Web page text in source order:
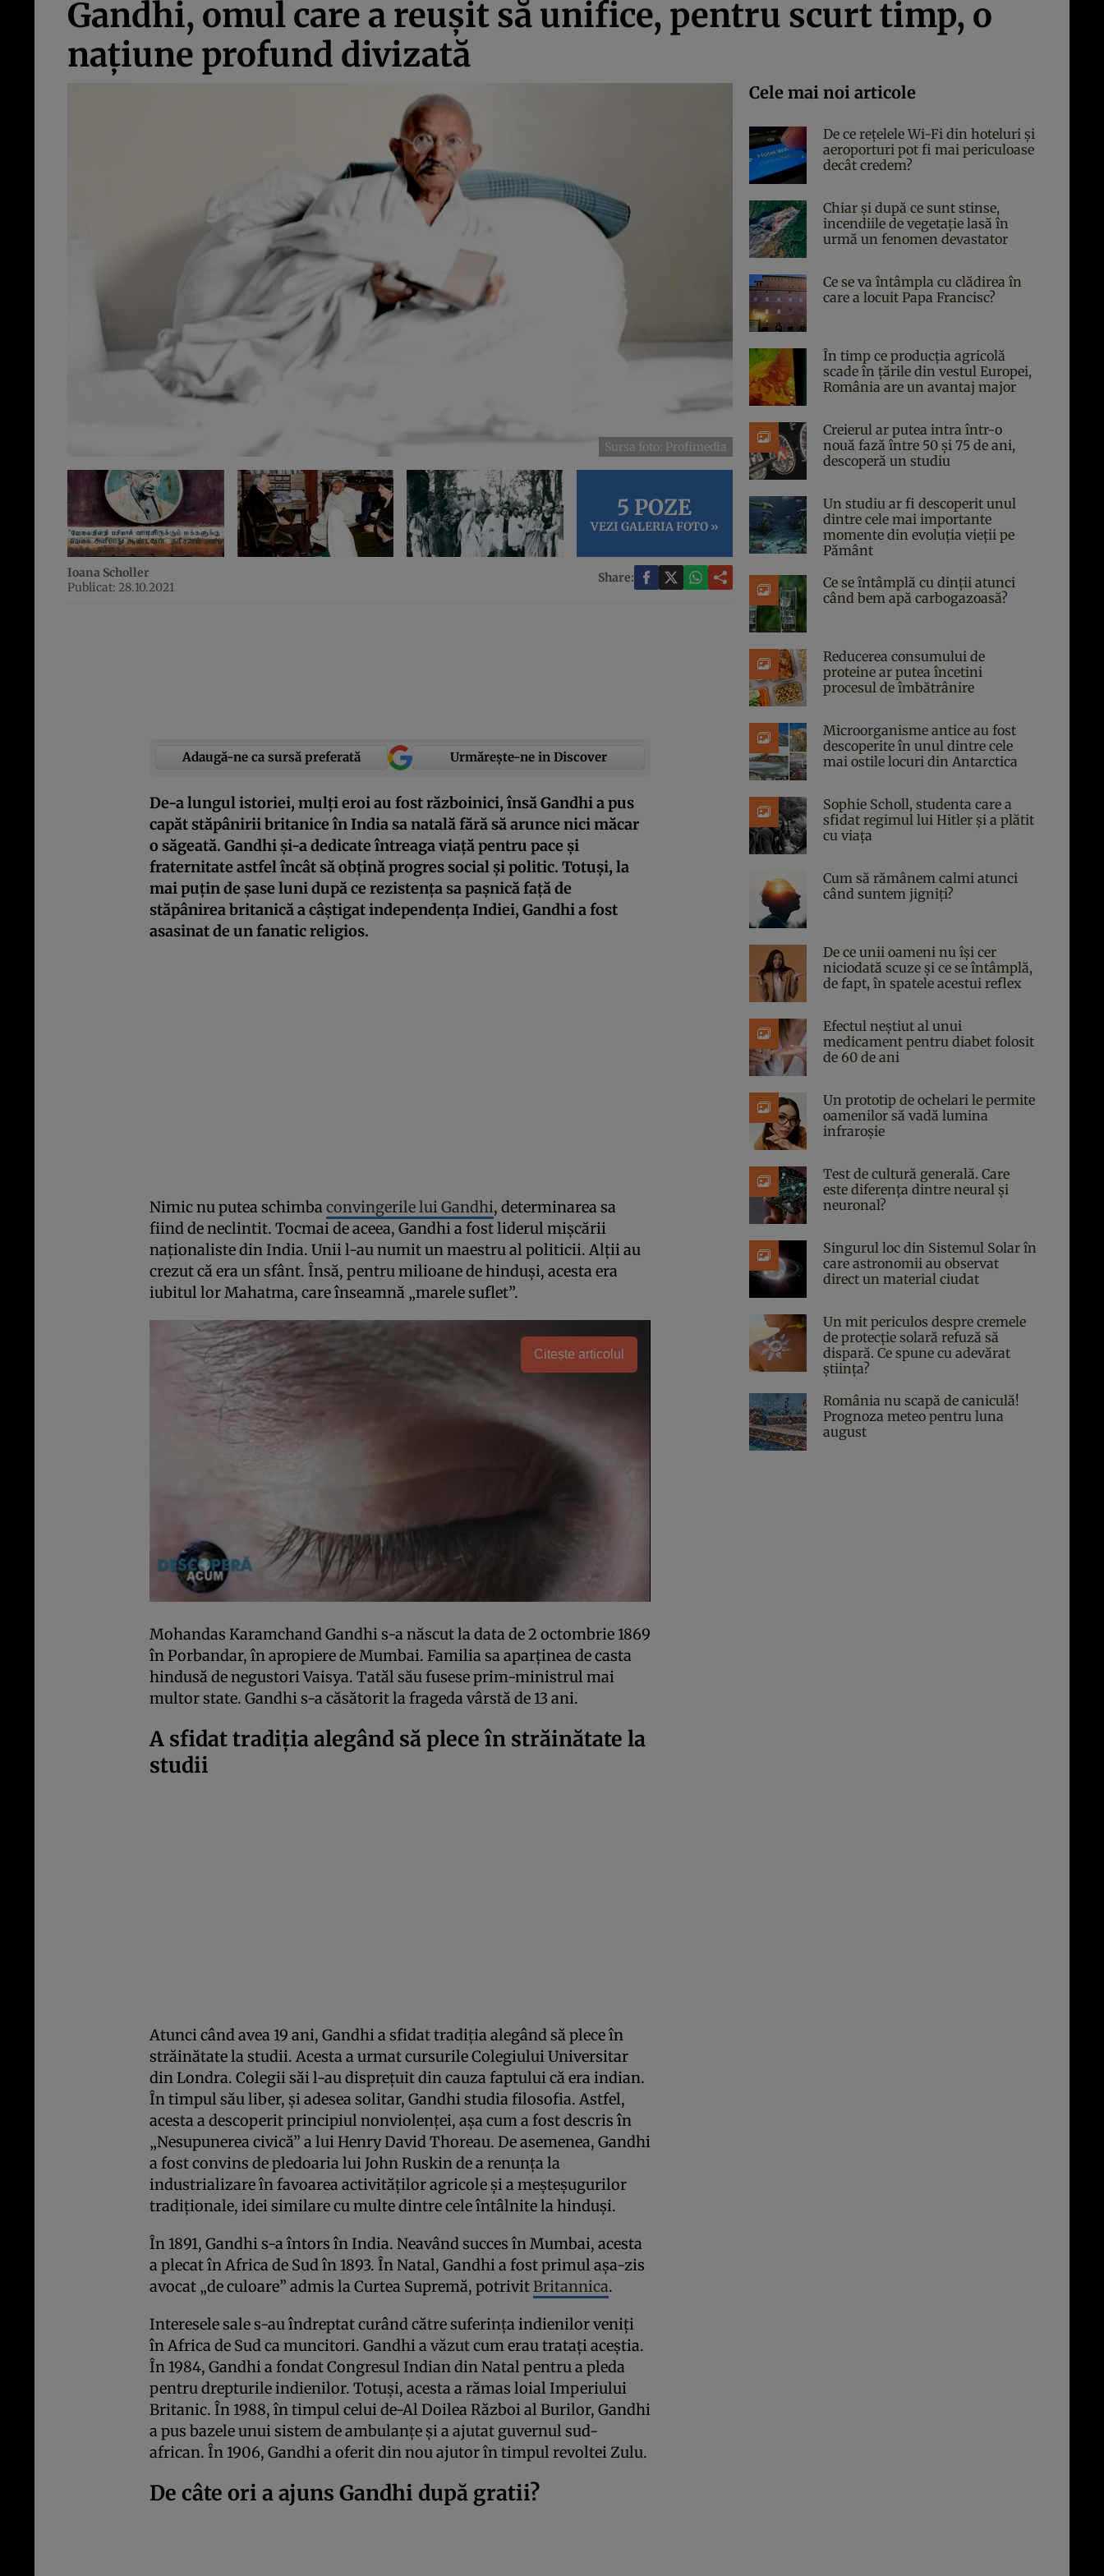
Gandhi, omul care a reușit să unifice, pentru scurt timp, o
națiune profund divizată
Sursa foto: Profimedia
5 POZE
VEZI GALERIA FOTO »
Ioana Scholler
Publicat: 28.10.2021
Share:
Adaugă-ne ca sursă preferată Urmărește-ne in Discover
De-a lungul istoriei, mulți eroi au fost războinici, însă Gandhi a pus
capăt stăpânirii britanice în India sa natală fără să arunce nici măcar
o săgeată. Gandhi și-a dedicate întreaga viață pentru pace și
fraternitate astfel încât să obțină progres social și politic. Totuși, la
mai puțin de șase luni după ce rezistența sa pașnică față de
stăpânirea britanică a câștigat independența Indiei, Gandhi a fost
asasinat de un fanatic religios.
Nimic nu putea schimbaconvingerile lui Gandhi, determinarea sa
fiind de neclintit. Tocmai de aceea, Gandhi a fost liderul mișcării
naționaliste din India. Unii l-au numit un maestru al politicii. Alții au
crezut că era un sfânt. Însă, pentru milioane de hinduși, acesta era
iubitul lor Mahatma, care înseamnă „marele suflet”.
Citește articolul
Mohandas Karamchand Gandhi s-a născut la data de 2 octombrie 1869
în Porbandar, în apropiere de Mumbai. Familia sa aparținea de casta
hindusă de negustori Vaisya. Tatăl său fusese prim-ministrul mai
multor state. Gandhi s-a căsătorit la frageda vârstă de 13 ani.
A sfidat tradiția alegând să plece în străinătate la
studii
Atunci când avea 19 ani, Gandhi a sfidat tradiția alegând să plece în
străinătate la studii. Acesta a urmat cursurile Colegiului Universitar
din Londra. Colegii săi l-au disprețuit din cauza faptului că era indian.
În timpul său liber, și adesea solitar, Gandhi studia filosofia. Astfel,
acesta a descoperit principiul nonviolenței, așa cum a fost descris în
„Nesupunerea civică” a lui Henry David Thoreau. De asemenea, Gandhi
a fost convins de pledoaria lui John Ruskin de a renunța la
industrializare în favoarea activităților agricole și a meșteșugurilor
tradiționale, idei similare cu multe dintre cele întâlnite la hinduși.
În 1891, Gandhi s-a întors în India. Neavând succes în Mumbai, acesta
a plecat în Africa de Sud în 1893. În Natal, Gandhi a fost primul așa-zis
avocat „de culoare” admis la Curtea Supremă, potrivitBritannica.
Interesele sale s-au îndreptat curând către suferința indienilor veniți
în Africa de Sud ca muncitori. Gandhi a văzut cum erau tratați aceștia.
În 1984, Gandhi a fondat Congresul Indian din Natal pentru a pleda
pentru drepturile indienilor. Totuși, acesta a rămas loial Imperiului
Britanic. În 1988, în timpul celui de-Al Doilea Război al Burilor, Gandhi
a pus bazele unui sistem de ambulanțe și a ajutat guvernul sud-
african. În 1906, Gandhi a oferit din nou ajutor în timpul revoltei Zulu.
De câte ori a ajuns Gandhi după gratii?
Cele mai noi articole
De ce rețelele Wi-Fi din hoteluri și
aeroporturi pot fi mai periculoase
decât credem?
Chiar și după ce sunt stinse,
incendiile de vegetație lasă în
urmă un fenomen devastator
Ce se va întâmpla cu clădirea în
care a locuit Papa Francisc?
În timp ce producția agricolă
scade în țările din vestul Europei,
România are un avantaj major
Creierul ar putea intra într-o
nouă fază între 50 și 75 de ani,
descoperă un studiu
Un studiu ar fi descoperit unul
dintre cele mai importante
momente din evoluția vieții pe
Pământ
Ce se întâmplă cu dinții atunci
când bem apă carbogazoasă?
Reducerea consumului de
proteine ar putea încetini
procesul de îmbătrânire
Microorganisme antice au fost
descoperite în unul dintre cele
mai ostile locuri din Antarctica
Sophie Scholl, studenta care a
sfidat regimul lui Hitler și a plătit
cu viața
Cum să rămânem calmi atunci
când suntem jigniți?
De ce unii oameni nu își cer
niciodată scuze și ce se întâmplă,
de fapt, în spatele acestui reflex
Efectul neștiut al unui
medicament pentru diabet folosit
de 60 de ani
Un prototip de ochelari le permite
oamenilor să vadă lumina
infraroșie
Test de cultură generală. Care
este diferența dintre neural și
neuronal?
Singurul loc din Sistemul Solar în
care astronomii au observat
direct un material ciudat
Un mit periculos despre cremele
de protecție solară refuză să
dispară. Ce spune cu adevărat
știința?
România nu scapă de caniculă!
Prognoza meteo pentru luna
august